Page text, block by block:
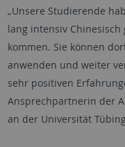
„Unsere Studierende
lang intensiv
kommen. Sie können
anwenden und weiter
sehr positiven
Ansprechpartnerin der
an der Universität